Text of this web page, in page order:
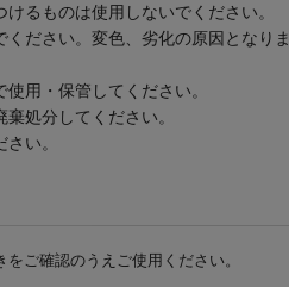
るものは使用しないでください。
ださい。変色、劣化の原因となりま
用・保管してください。
処分してください。
い。
ご確認のうえご使用ください。